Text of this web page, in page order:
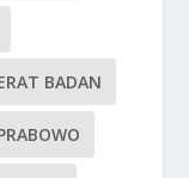
BADAN